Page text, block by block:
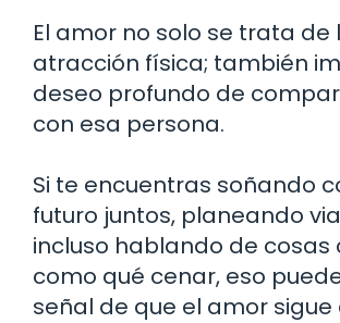
El amor no solo se trata de
atracción física; también
deseo profundo de
con esa persona.
Si te encuentras soñando
futuro juntos, planeando
incluso hablando de cosas
como qué cenar, eso
señal de que el amor sigue